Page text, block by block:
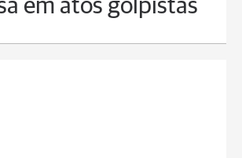
em atos golpistas